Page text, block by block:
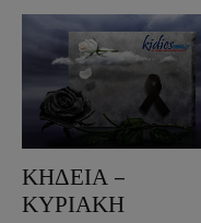
ΚΗΔΕΙΑ –
ΚΥΡΙΑΚΗ